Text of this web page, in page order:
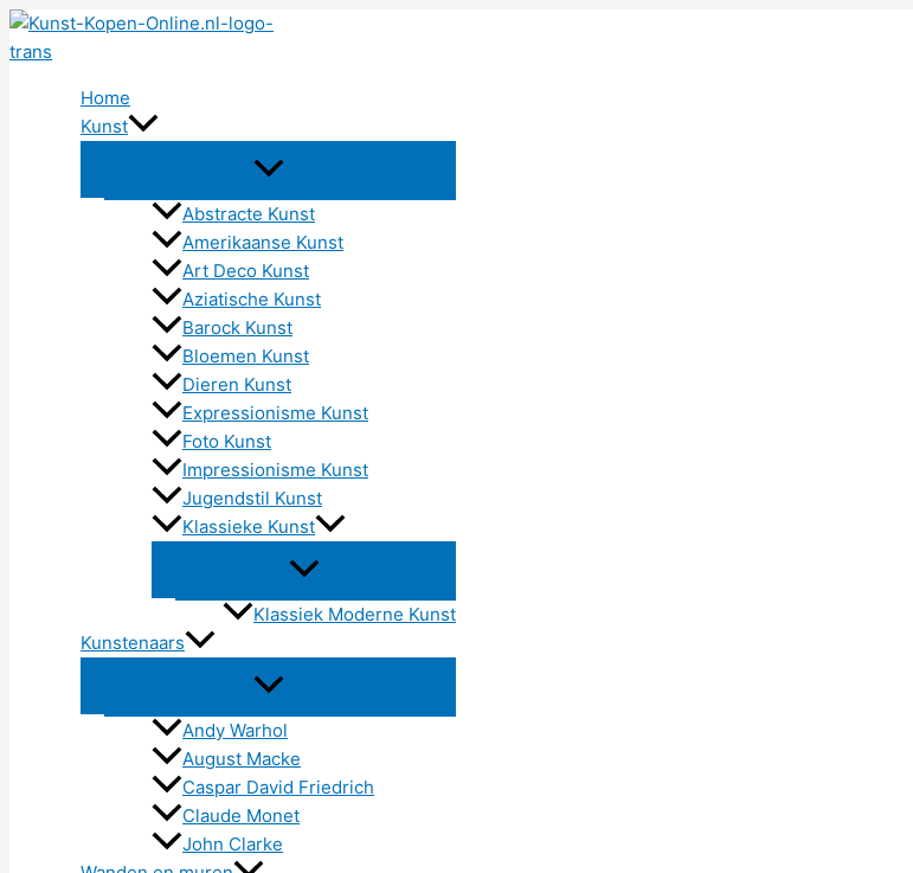
Ga
naar
Home
Kunst
Abstracte Kunst
Amerikaanse Kunst
Art Deco Kunst
Aziatische Kunst
Barock Kunst
Bloemen Kunst
Dieren Kunst
Expressionisme Kunst
Foto Kunst
Impressionisme Kunst
Jugendstil Kunst
Klassieke Kunst
Klassiek Moderne Kunst
Kunstenaars
Andy Warhol
August Macke
Caspar David Friedrich
Claude Monet
John Clarke